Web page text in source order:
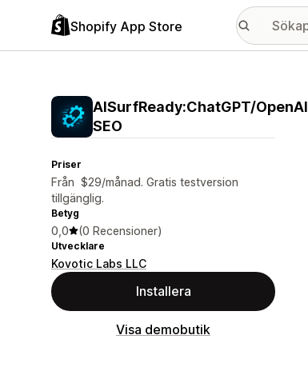
Shopify App Store
AISurfReady:ChatGPT/OpenAI
SEO
Priser
Från $29/månad. Gratis testversion
tillgänglig.
Betyg
0,0 (0 Recensioner)
Utvecklare
Kovotic Labs LLC
Installera
Visa demobutik